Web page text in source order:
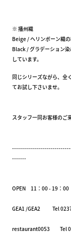
※ 播州織
Beige / ヘリンボーン織
Black / グラデーション
しています。
同じシリーズながら、全
てお試し下さいませ。
スタッフ一同お客様のご
-------
OPEN 11：00 - 19：00
GEA1 /GEA2 Tel
restaurant0053 Tel